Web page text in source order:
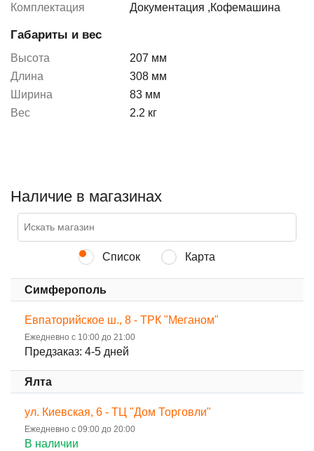
Комплектация
Документация ,Кофемашина
Габариты и вес
Высота
207 мм
Длина
308 мм
Ширина
83 мм
Вес
2.2 кг
Наличие в магазинах
Список Карта
Симферополь
Евпаторийское ш., 8 - ТРК "Меганом"
Ежедневно с 10:00 до 21:00
Предзаказ: 4-5 дней
Ялта
ул. Киевская, 6 - ТЦ "Дом Торговли"
Ежедневно с 09:00 до 20:00
В наличии